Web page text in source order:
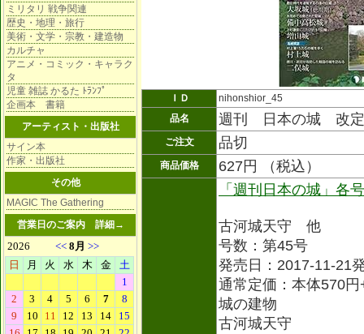
ミリタリ 戦争関連
歴史・地理・旅行
美術・文学・宗教・建造物
カルチャ
アニメ・コミック・キャラク
タ
児童 雑誌 かるた ﾄﾗﾝﾌﾟ
企画本 書籍
アーティスト・出版社
サイン本
作家・出版社
その他
MAGIC The Gathering
営業日のご案内 詳細→
ＩＤ
nihonshior_45
品名
週刊 日本の城 改
ご注文 品切
商品価格 627円 （税込）
「週刊日本の城」各
古河城天守 他
号数：第45号
発売日：2017-11-21
通常定価：本体570円
城の建物
古河城天守